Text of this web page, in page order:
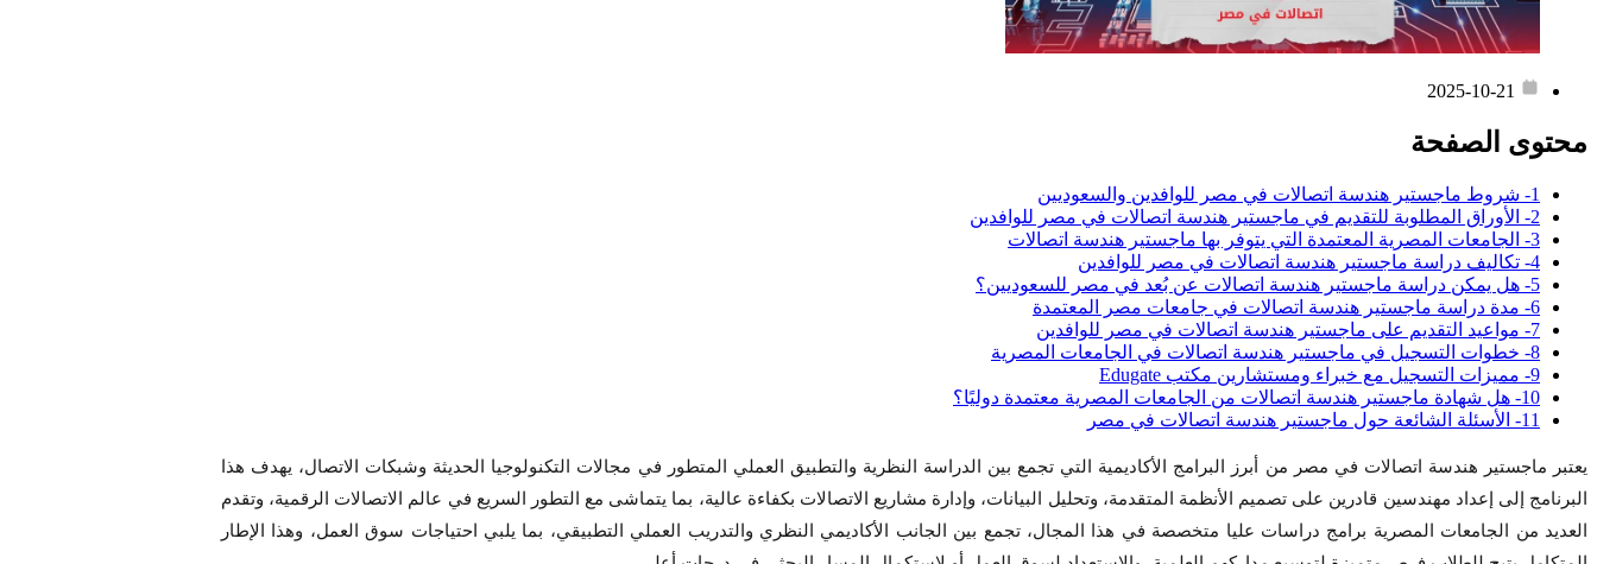
2025-10-21
محتوى الصفحة
1- شروط ماجستير هندسة اتصالات في مصر للوافدين والسعوديين
2- الأوراق المطلوبة للتقديم في ماجستير هندسة اتصالات في مصر للوافدين
3- الجامعات المصرية المعتمدة التي يتوفر بها ماجستير هندسة اتصالات
4- تكاليف دراسة ماجستير هندسة اتصالات في مصر للوافدين
5- هل يمكن دراسة ماجستير هندسة اتصالات عن بُعد في مصر للسعوديين؟
6- مدة دراسة ماجستير هندسة اتصالات في جامعات مصر المعتمدة
7- مواعيد التقديم على ماجستير هندسة اتصالات في مصر للوافدين
8- خطوات التسجيل في ماجستير هندسة اتصالات في الجامعات المصرية
9- مميزات التسجيل مع خبراء ومستشارين مكتب Edugate
10- هل شهادة ماجستير هندسة اتصالات من الجامعات المصرية معتمدة دوليًا؟
11- الأسئلة الشائعة حول ماجستير هندسة اتصالات في مصر
يعتبر ماجستير هندسة اتصالات في مصر من أبرز البرامج الأكاديمية التي تجمع بين الدراسة النظرية والتطبيق العملي المتطور في مجالات التكنولوجيا الحديثة وشبكات الاتصال، يهدف هذا
البرنامج إلى إعداد مهندسين قادرين على تصميم الأنظمة المتقدمة، وتحليل البيانات، وإدارة مشاريع الاتصالات بكفاءة عالية، بما يتماشى مع التطور السريع في عالم الاتصالات الرقمية، وتقدم
العديد من الجامعات المصرية برامج دراسات عليا متخصصة في هذا المجال، تجمع بين الجانب الأكاديمي النظري والتدريب العملي التطبيقي، بما يلبي احتياجات سوق العمل، وهذا الإطار